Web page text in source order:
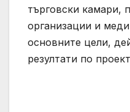
търговски камари,
организации и
основните цели,
резултати по